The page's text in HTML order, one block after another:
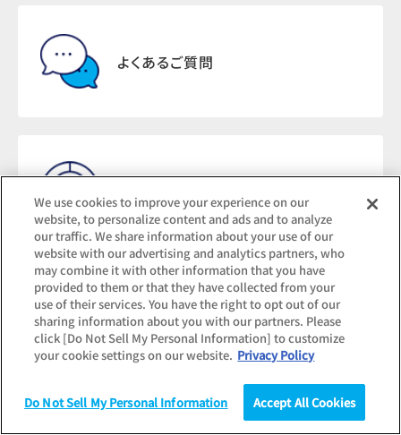
統計（データ） コラム
よくあるご質問
記事転載・報道関連の
お問い合わせ
We use cookies to improve your experience on our
website, to personalize content and ads and to analyze
our traffic. We share information about your use of our
website with our advertising and analytics partners, who
may combine it with other information that you have
provided to them or that they have collected from your
use of their services. You have the right to opt out of our
sharing information about you with our partners. Please
click [Do Not Sell My Personal Information] to customize
your cookie settings on our website. Privacy Policy
Do Not Sell My Personal Information Accept All Cookies